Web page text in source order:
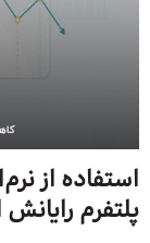
استفاده از
پلتفرم رایانش